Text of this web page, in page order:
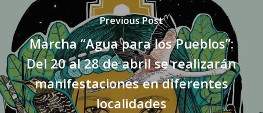
Previous Post
Marcha “Agua para los Pueblos”:
Del 20 al 28 de abril se realizarán
manifestaciones en diferentes
localidades